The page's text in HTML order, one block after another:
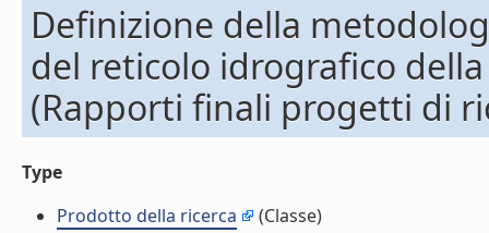
Definizione della
del reticolo idrografico
(Rapporti finali progetti di
Type
Prodotto della ricerca
(Classe)